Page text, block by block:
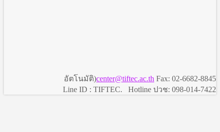
อัตโนมัติ)center@tiftec.ac.th Fax: 02-6682-8845
Line ID : TIFTEC. Hotline ปวช: 098-014-7422